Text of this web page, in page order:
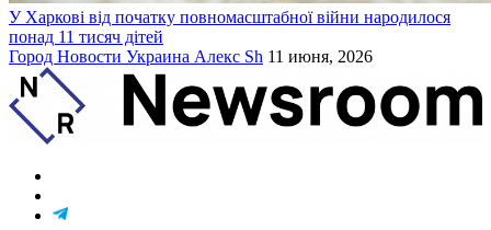
У Харкові від початку повномасштабної війни народилося
понад 11 тисяч дітей
Город Новости Украина Алекс Sh 11 июня, 2026